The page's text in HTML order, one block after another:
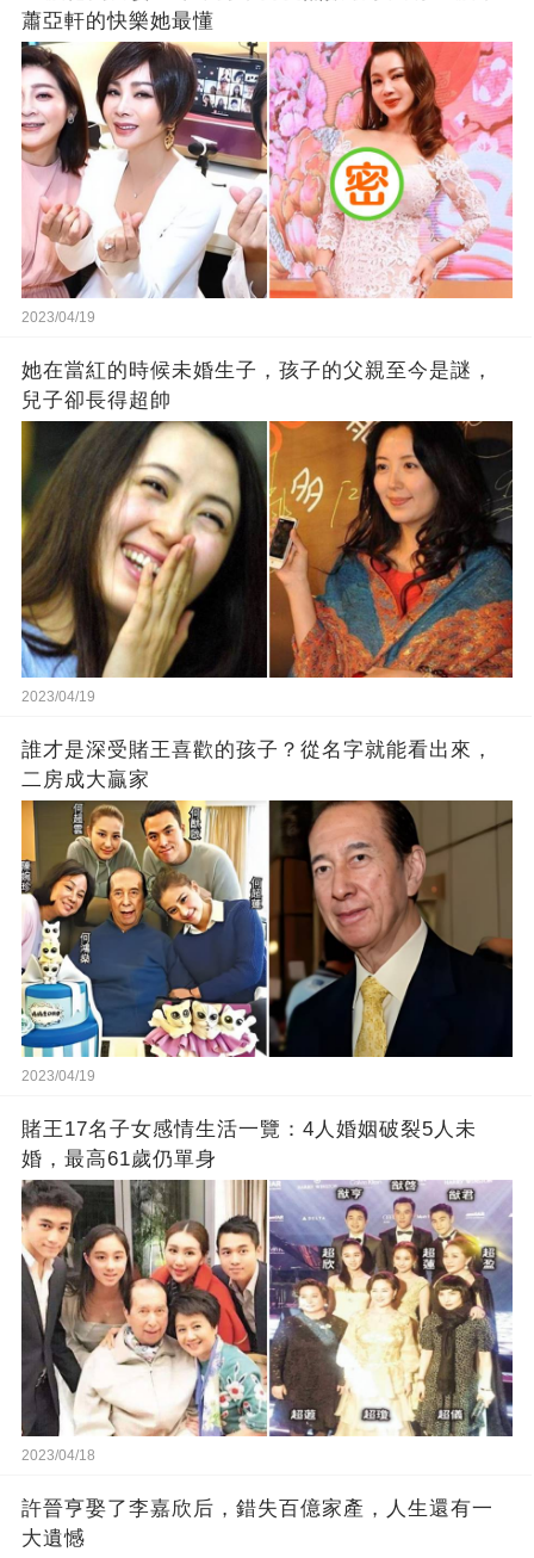
蕭亞軒的快樂她最懂
2023/04/19
她在當紅的時候未婚生子，孩子的父親至今是謎，
兒子卻長得超帥
2023/04/19
誰才是深受賭王喜歡的孩子？從名字就能看出來，
二房成大贏家
2023/04/19
賭王17名子女感情生活一覽：4人婚姻破裂5人未
婚，最高61歲仍單身
2023/04/18
許晉亨娶了李嘉欣后，錯失百億家產，人生還有一
大遺憾